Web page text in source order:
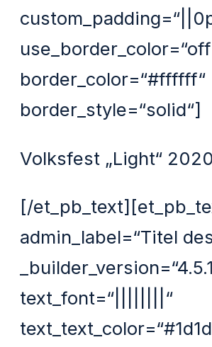
border_color=“#ffffff“
border_style=“solid“]
Volksfest „Light“ 2020
[/
admin_label=“Titel
text_font=“||||||||“